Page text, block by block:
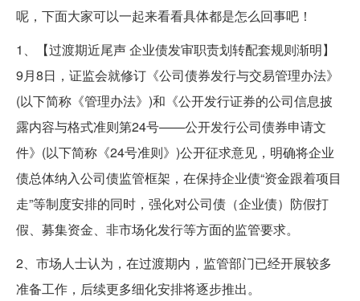
呢，下面大家可以一起来看看具体都是怎么回事吧！
1、【过渡期近尾声 企业债发审职责划转配套规则渐明】
9月8日，证监会就修订《公司债券发行与交易管理办法》
(以下简称《管理办法》)和《公开发行证券的公司信息披
露内容与格式准则第24号——公开发行公司债券申请文
件》(以下简称《24号准则》)公开征求意见，明确将企业
债总体纳入公司债监管框架，在保持企业债“资金跟着项目
走”等制度安排的同时，强化对公司债（企业债）防假打
假、募集资金、非市场化发行等方面的监管要求。
2、市场人士认为，在过渡期内，监管部门已经开展较多
准备工作，后续更多细化安排将逐步推出。